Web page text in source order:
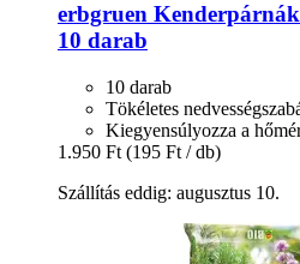
erbgruen Kenderpárnák
10 darab
10 darab
Tökéletes
Kiegyensúlyozza a
1.950 Ft (195 Ft / db)
Szállítás eddig: augusztus 10.